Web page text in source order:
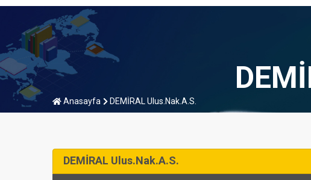
Anasayfa DEMİRAL Ulus.Nak.A.S.
DEMİRAL Ulus.Nak.A.S.